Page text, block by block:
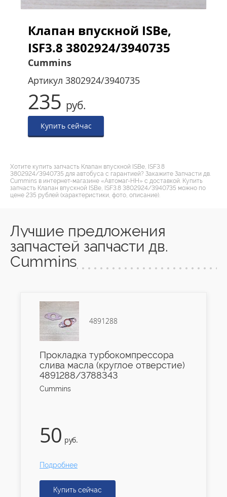
Клапан впускной ISBe,
ISF3.8 3802924/3940735
Cummins
Артикул 3802924/3940735
235 руб.
Купить сейчас
Хотите купить запчасть Клапан впускной ISBe, ISF3.8
3802924/3940735 для автобуса с гарантией? Закажите Запчасти дв.
Cummins в интернет-магазине «Автомаг-НН» с доставкой. Купить
запчасть Клапан впускной ISBe, ISF3.8 3802924/3940735 можно по
цене 235 рублей (характеристики, фото, описание).
Лучшие предложения
запчастей запчасти дв.
Cummins
4891288
Прокладка турбокомпрессора
слива масла (круглое отверстие)
4891288/3788343
Cummins
50 руб.
Подробнее
Купить сейчас